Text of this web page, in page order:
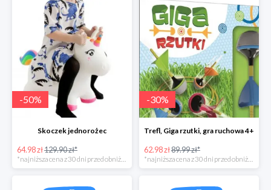
-50%
Skoczek jednorożec
64.98 zł129.90 zł*
*najniższa cena z 30 dni przed obniżką
-30%
Trefl, Giga rzutki, gra ruchowa 4+
62.98 zł89.99 zł*
*najniższa cena z 30 dni przed obniżką